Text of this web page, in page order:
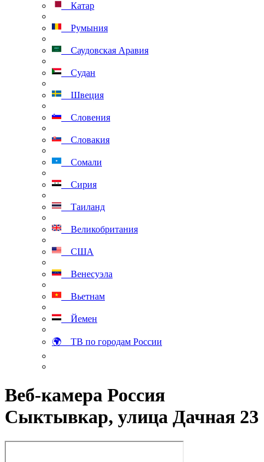
Катар
Румыния
Саудовская Аравия
Судан
Швеция
Словения
Словакия
Сомали
Сирия
Таиланд
Великобритания
США
Венесуэла
Вьетнам
Йемен
🌍 ТВ по городам России
Веб-камера Россия
Сыктывкар, улица Дачная 23